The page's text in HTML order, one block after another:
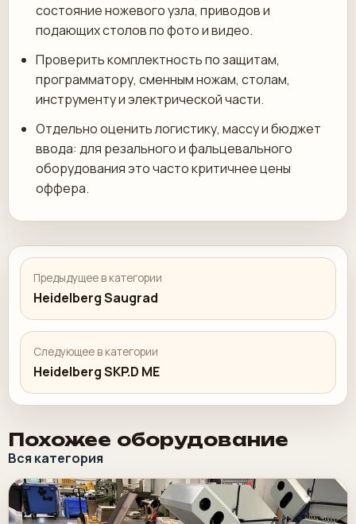
состояние ножевого узла, приводов и
подающих столов по фото и видео.
Проверить комплектность по защитам,
программатору, сменным ножам, столам,
инструменту и электрической части.
Отдельно оценить логистику, массу и бюджет
ввода: для резального и фальцевального
оборудования это часто критичнее цены
оффера.
Предыдущее в категории
Heidelberg Saugrad
Следующее в категории
Heidelberg SKP.D ME
Похожее оборудование
Вся категория